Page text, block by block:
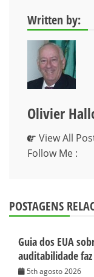
Written by:
Olivier
View All
Follow Me :
POSTAGENS
Guia dos EUA
auditabilidade
5th agosto 2026